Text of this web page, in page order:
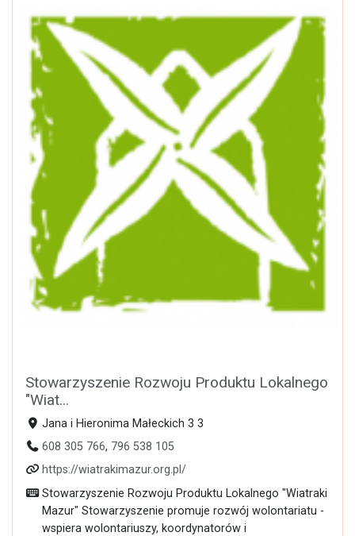
Stowarzyszenie Rozwoju Produktu Lokalnego
"Wiat...
Jana i Hieronima Małeckich 3 3
608 305 766, 796 538 105
https://wiatrakimazur.org.pl/
Stowarzyszenie Rozwoju Produktu Lokalnego "Wiatraki
Mazur" Stowarzyszenie promuje rozwój wolontariatu -
wspiera wolontariuszy, koordynatorów i